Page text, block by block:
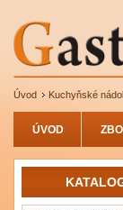
Úvod Kuchyňské
ÚVOD